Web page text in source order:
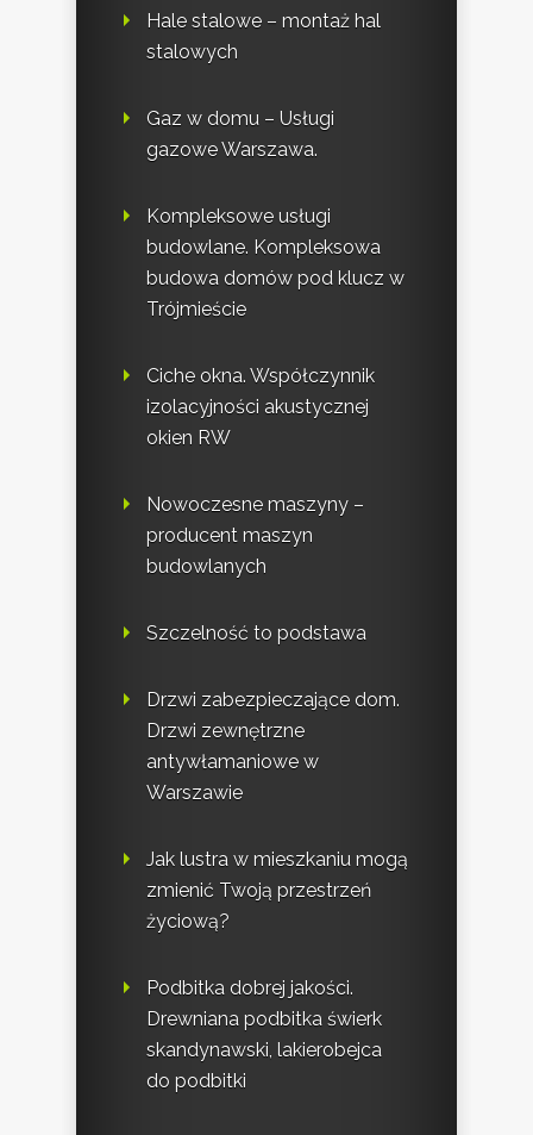
Hale stalowe – montaż hal
stalowych
Gaz w domu – Usługi
gazowe Warszawa.
Kompleksowe usługi
budowlane. Kompleksowa
budowa domów pod klucz w
Trójmieście
Ciche okna. Współczynnik
izolacyjności akustycznej
okien RW
Nowoczesne maszyny –
producent maszyn
budowlanych
Szczelność to podstawa
Drzwi zabezpieczające dom.
Drzwi zewnętrzne
antywłamaniowe w
Warszawie
Jak lustra w mieszkaniu mogą
zmienić Twoją przestrzeń
życiową?
Podbitka dobrej jakości.
Drewniana podbitka świerk
skandynawski, lakierobejca
do podbitki